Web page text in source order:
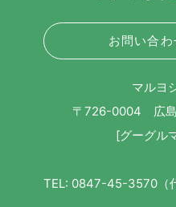
お問い合
マルヨ
〒726-0004 広島
[グーグル
TEL: 0847-45-3570（